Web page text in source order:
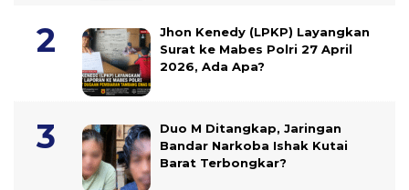
Jhon Kenedy (LPKP) Layangkan
Surat ke Mabes Polri 27 April
2026, Ada Apa?
Duo M Ditangkap, Jaringan
Bandar Narkoba Ishak Kutai
Barat Terbongkar?